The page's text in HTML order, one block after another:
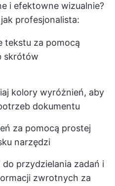
i efektowne wizualnie?
profesjonalista:
tekstu za pomocą
skrótów
kolory wyróżnień, aby
dokumentu
za pomocą prostej
narzędzi
przydzielania zadań i
zwrotnych za